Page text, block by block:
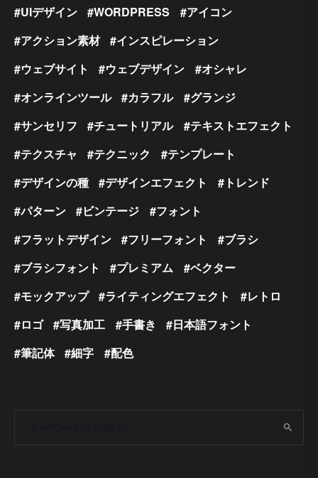
UIデザイン
WORDPRESS
アイコン
アクション素材
インスピレーション
ウェブサイト
ウェブデザイン
オシャレ
オンラインツール
カラフル
グランジ
サンセリフ
チュートリアル
テキストエフェクト
テクスチャ
テクニック
テンプレート
デザインの種
デザインエフェクト
トレンド
パターン
ビンテージ
フォント
フラットデザイン
フリーフォント
ブラシ
ブラシフォント
プレミアム
ベクター
モックアップ
ライティングエフェクト
レトロ
ロゴ
写真加工 手書き
日本語フォント
筆記体
細字 配色